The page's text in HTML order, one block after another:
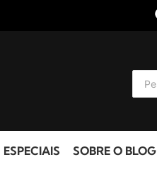
ESPECIAIS SOBRE O BLOG